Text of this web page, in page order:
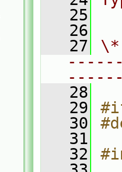
   25
   26
   27
   28
   29
   30
   31
   32